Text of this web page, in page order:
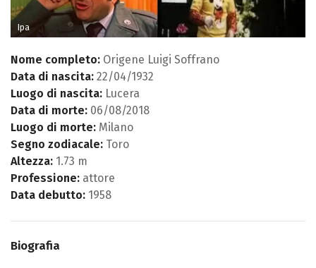
Ipa
Nome completo: Origene Luigi Soffrano
Data di nascita: 22/04/1932
Luogo di nascita: Lucera
Data di morte: 06/08/2018
Luogo di morte: Milano
Segno zodiacale: Toro
Altezza: 1.73 m
Professione: attore
Data debutto: 1958
Biografia